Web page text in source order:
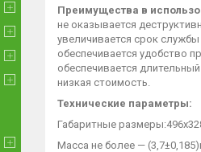
Преимущества в
не оказывается
увеличивается срок
обеспечивается удобство
обеспечивается
низкая стоимость.
Технические параметры:
Габаритные
Масса не более —